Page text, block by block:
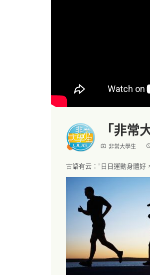
「非常
live_tv 非常大學生
古語有云：”日日運動身體好